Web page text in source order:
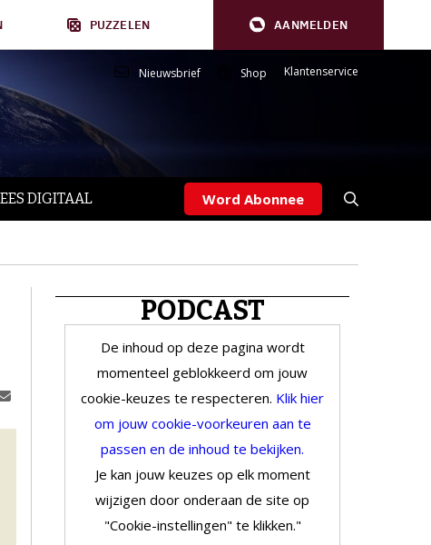
PUZZELEN AANMELDEN
Nieuwsbrief Shop Klantenservice
DIGITAAL Word Abonnee
PODCAST
De inhoud op deze pagina wordt
momenteel geblokkeerd om jouw
cookie-keuzes te respecteren. Klik hier
om jouw cookie-voorkeuren aan te
passen en de inhoud te bekijken.
Je kan jouw keuzes op elk moment
wijzigen door onderaan de site op
"Cookie-instellingen" te klikken."